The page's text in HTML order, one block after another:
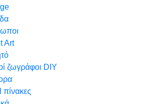
Art
ζωγράφοι DIY